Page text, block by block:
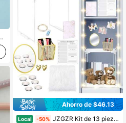
Ahorro de $46.13
Local -50% JZGZR Kit de 13 piezas para organizar y decorar casilleros, elementos esenciales para el primer día, pizarra blanca con estampado de mármol y marcadores, estante para casillero, alfombra de felpa, espejo y taza magnética (color neutro)